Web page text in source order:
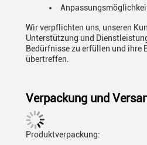
Wir verpflichten uns, unseren
Unterstützung und
Bedürfnisse zu erfüllen und ihre
übertreffen.
Verpackung und
Produktverpackung: